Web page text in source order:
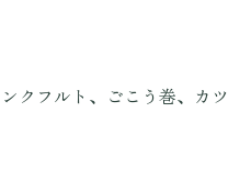
クフルト、ごこう巻、カツ